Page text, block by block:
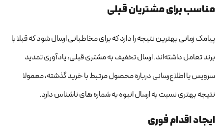
مناسب برای مشتریان قبلی
پیامک زمانی بهترین نتیجه را دارد که برای مخاطبانی ارسال شود که قبلا با
برند تعامل داشته‌اند. ارسال تخفیف به مشتری قبلی، یادآوری تمدید
سرویس یا اطلاع‌رسانی درباره محصول مرتبط با خرید گذشته، معمولا
نتیجه بهتری نسبت به ارسال انبوه به شماره های ناشناس دارد.
ایجاد اقدام فوری